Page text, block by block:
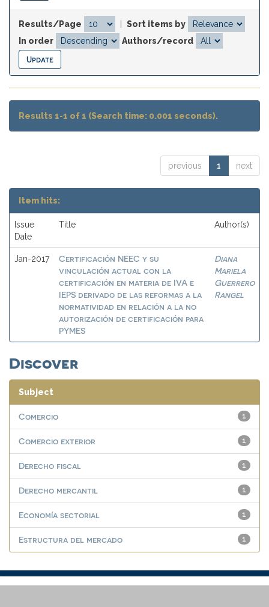
Results/Page
Sort items by
In order
Authors/record
Results 1-1 of 1 (Search time: 0.001 seconds).
previous 1 next
Item hits:
Issue
Date
Title Author(s)
Jan-2017
Certificación NEEC y su
vinculación actual con la
certificación en materia de IVA e
IEPS derivado de las reformas a la
normatividad en relación a la no
autorización de certificación para
PYMES
Diana
Mariela
Guerrero
Rangel
Discover
Subject
1
Comercio
1
Comercio exterior
1
Derecho fiscal
1
Derecho mercantil
1
Economía sectorial
1
Estructura del mercado